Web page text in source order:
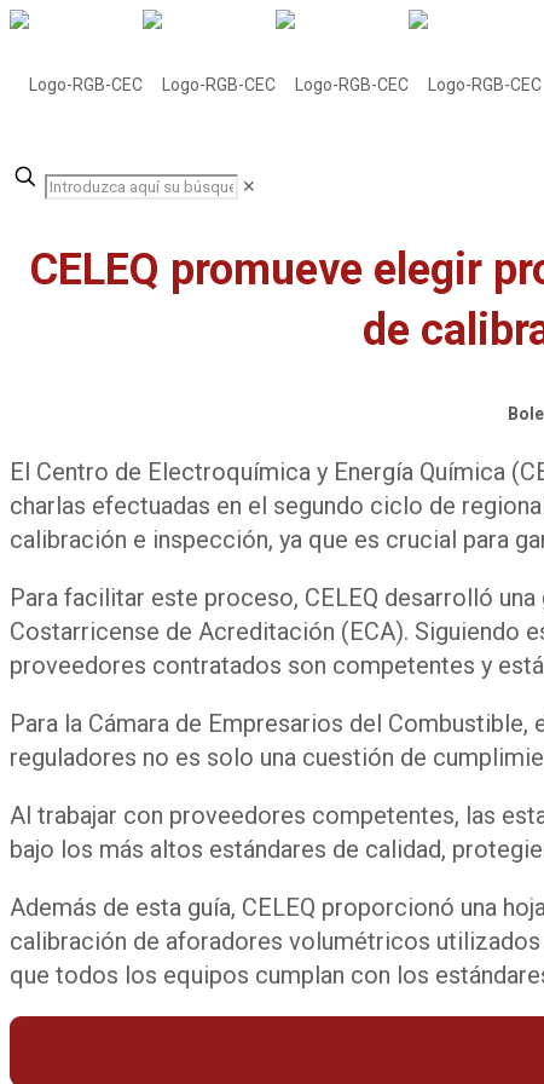
✕
CELEQ promueve elegir
de
El Centro de Electroquímica y Energía Química
charlas efectuadas en el segundo ciclo de
calibración e inspección, ya que es crucial para
Para facilitar este proceso, CELEQ desarrolló
Costarricense de Acreditación (ECA). Siguiendo
proveedores contratados son competentes y
Para la Cámara de Empresarios del
reguladores no es solo una cuestión de
Al trabajar con proveedores competentes, las
bajo los más altos estándares de calidad,
Además de esta guía, CELEQ proporcionó una
calibración de aforadores volumétricos
que todos los equipos cumplan con los